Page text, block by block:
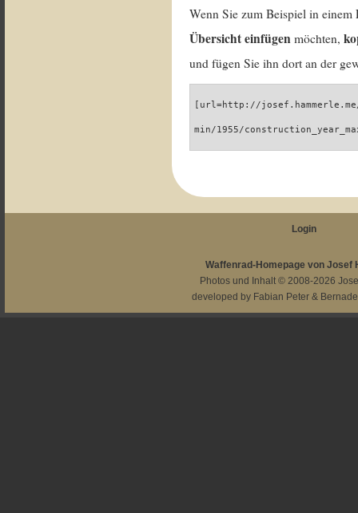
Wenn Sie zum Beispiel in
Übersicht einfügen möchten,
und fügen Sie ihn dort an der
[url=http://
min/1955/
Login
Waffenrad-Homepage von Josef
Photos und Inhalt © 2008-2026
developed by Fabian Peter &